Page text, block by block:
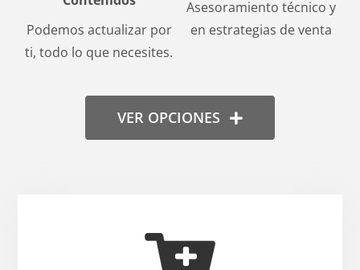
Podemos actualizar por
ti, todo lo que necesites.
Asesoramiento técnico y
en estrategias de venta
VER OPCIONES